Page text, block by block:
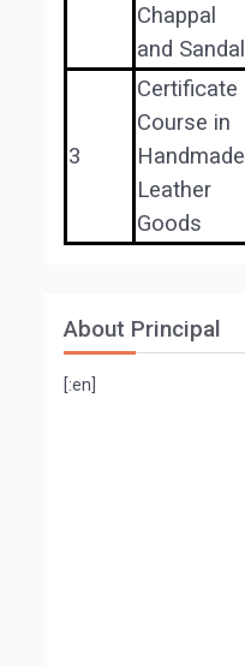
Chappal
and Sandal
3
Certificate
Course in
Handmade
Leather
Goods
About Principal
[:en]